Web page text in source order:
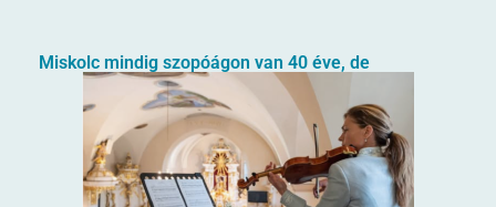
Miskolc mindig szopóágon van 40 éve, de